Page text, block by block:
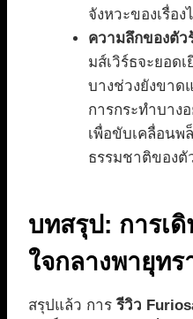
จังหวะของเรื่อง
ความลึกของตัว
มส์เวิร์ธจะยอด
บางช่วงยังขาด
การกระทำบาง
เพื่อขับเคลื่อนพ
ธรรมชาติของตั
บทสรุป: การเ
ใจกลางพายุทร
สรุปแล้ว การรีวิว